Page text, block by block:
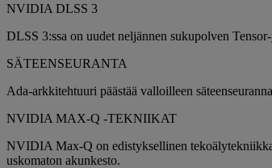
NVIDIA DLSS 3
DLSS 3:ssa on uudet neljännen sukupolven
SÄTEENSEURANTA
Ada-arkkitehtuuri päästää valloilleen
NVIDIA MAX-Q -TEKNIIKAT
NVIDIA Max-Q on edistyksellinen
uskomaton akunkesto.